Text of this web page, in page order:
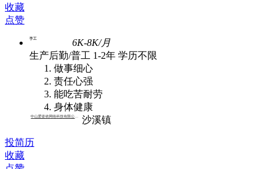
收藏
点赞
手工
6K-8K/月
生产后勤/普工 1-2年 学历不限
做事细心
责任心强
能吃苦耐劳
身体健康
沙溪镇
投简历
收藏